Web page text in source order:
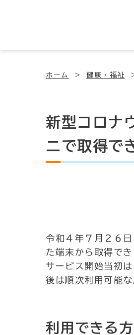
ホーム 健康・福祉
新型コロナ
ニで取得で
令和４年７月２６
た端末から取得で
サービス開始当初
後は順次利用可能
利用できる方